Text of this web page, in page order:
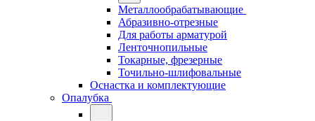
Металлообрабатывающие
Абразивно-отрезные
Для работы арматурой
Ленточнопильные
Токарные, фрезерные
Точильно-шлифовальные
Оснастка и комплектующие
Опалубка